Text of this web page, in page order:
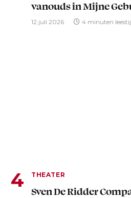
vanouds in Mijne
12 juli 2026 4 minuten
THEATER
Sven De Ridder